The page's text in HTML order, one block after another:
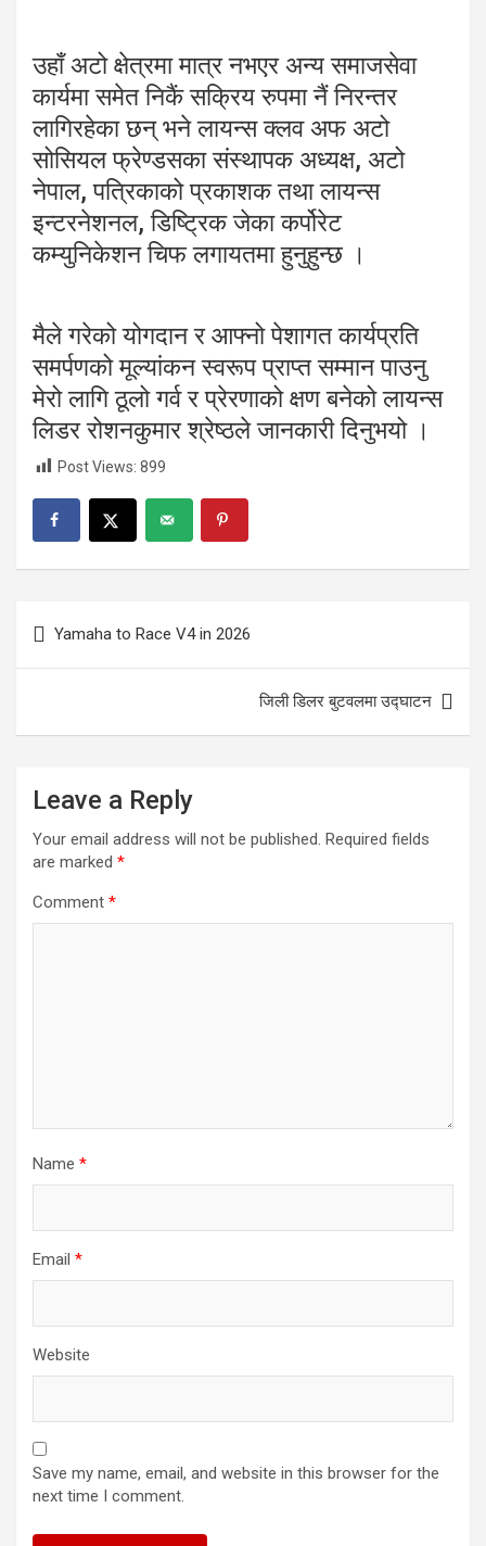
उहाँ अटो क्षेत्रमा मात्र नभएर अन्य समाजसेवा
कार्यमा समेत निकैं सक्रिय रुपमा नैं निरन्तर
लागिरहेका छन् भने लायन्स क्लव अफ अटो
सोसियल फ्रेण्डसका संस्थापक अध्यक्ष, अटो
नेपाल, पत्रिकाको प्रकाशक तथा लायन्स
इन्टरनेशनल, डिष्ट्रिक जेका कर्पोरेट
कम्युनिकेशन चिफ लगायतमा हुनुहुन्छ ।
मैले गरेको योगदान र आफ्नो पेशागत कार्यप्रति
समर्पणको मूल्यांकन स्वरूप प्राप्त सम्मान पाउनु
मेरो लागि ठूलो गर्व र प्रेरणाको क्षण बनेको लायन्स
लिडर रोशनकुमार श्रेष्ठले जानकारी दिनुभयो ।
Post Views: 899
navigation
Yamaha to Race V4 in 2026
जिली डिलर बुटवलमा उद्घाटन
Leave a Reply
Your email address will not be published. Required fields
are marked *
Comment *
Name *
Email *
Website
Save my name, email, and website in this browser for the
next time I comment.